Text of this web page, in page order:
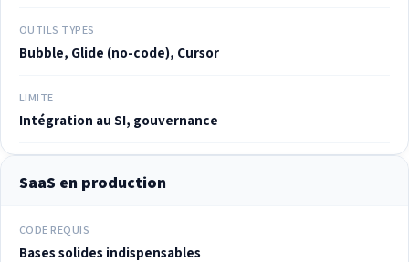
OUTILS TYPES
Bubble, Glide (no-code), Cursor
LIMITE
Intégration au SI, gouvernance
SaaS en production
CODE REQUIS
Bases solides indispensables